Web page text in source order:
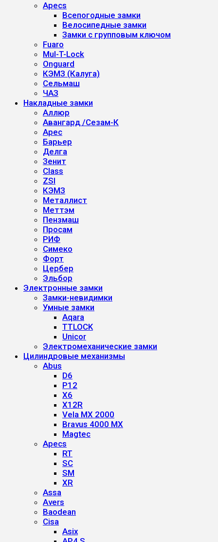
Apecs
Всепогодные замки
Велосипедные замки
Замки с групповым ключом
Fuaro
Mul-T-Lock
Onguard
КЭМЗ (Калуга)
Сельмаш
ЧАЗ
Накладные замки
Аллюр
Авангард /Сезам-К
Арес
Барьер
Делга
Зенит
Class
ZSI
КЭМЗ
Металлист
Меттэм
Пензмаш
Просам
РИФ
Симеко
Форт
Цербер
Эльбор
Электронные замки
Замки-невидимки
Умные замки
Aqara
TTLOCK
Unicor
Электромеханические замки
Цилиндровые механизмы
Abus
D6
P12
X6
X12R
Vela MX 2000
Bravus 4000 MX
Magtec
Apecs
RT
SC
SM
XR
Assa
Avers
Baodean
Cisa
Asix